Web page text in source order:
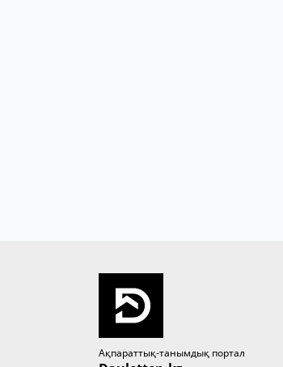
Ақпараттық-танымдық портал